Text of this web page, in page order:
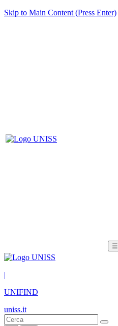
Skip to Main Content (Press Enter)
☰
|
UNIFIND
uniss.it